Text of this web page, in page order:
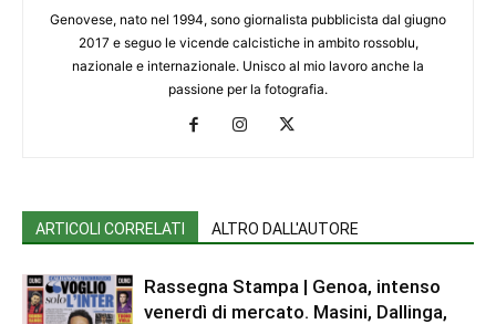
Genovese, nato nel 1994, sono giornalista pubblicista dal giugno
2017 e seguo le vicende calcistiche in ambito rossoblu,
nazionale e internazionale. Unisco al mio lavoro anche la
passione per la fotografia.
ARTICOLI CORRELATI ALTRO DALL'AUTORE
Rassegna Stampa | Genoa, intenso
venerdì di mercato. Masini, Dallinga,